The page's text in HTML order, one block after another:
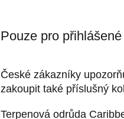
Pouze pro přihlášené
České zákazníky
zakoupit také příslušný
Terpenová odrůda